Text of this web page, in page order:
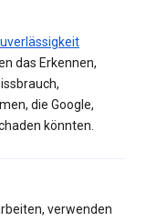
das Erkennen,
die Google,
könnten.
verwenden